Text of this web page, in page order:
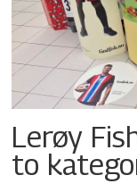
Lerøy
to